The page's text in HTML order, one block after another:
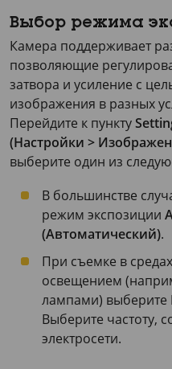
Выбор режима
Камера поддерживает
позволяющие
затвора и усиление с
изображения в разных
Перейдите к пункту
(Настройки >
выберите один из
В большинстве
режим экспозиции
(Автоматический).
При съемке в
освещением
лампами) выберите
Выберите частоту,
электросети.